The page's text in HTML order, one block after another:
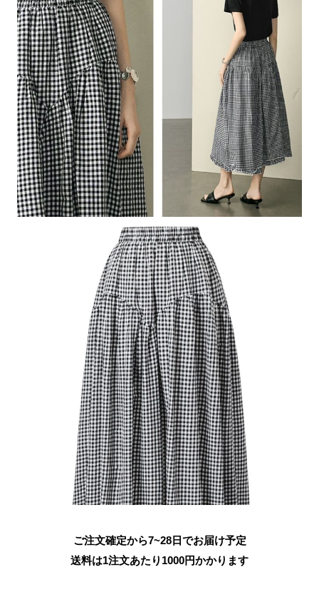
ご注文確定から7~28日でお届け予定
送料は1注文あたり 1000円かかります